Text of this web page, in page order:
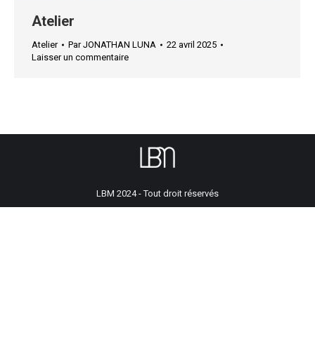
Atelier
Atelier ParJONATHAN LUNA
22 avril 2025
Laisser un commentaire
LBM 2024 - Tout droit réservés